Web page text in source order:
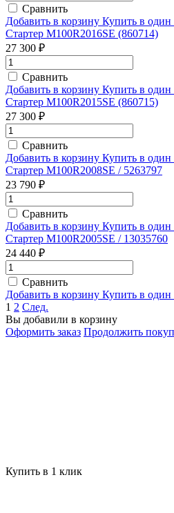
Сравнить
Добавить в корзину Купить в один
Стартер M100R2016SE (860714)
27 300 ₽
Сравнить
Добавить в корзину Купить в один
Стартер M100R2015SE (860715)
27 300 ₽
Сравнить
Добавить в корзину Купить в один
Стартер M100R2008SE / 5263797
23 790 ₽
Сравнить
Добавить в корзину Купить в один
Стартер M100R2005SE / 13035760
24 440 ₽
Сравнить
Добавить в корзину Купить в один
1 2 След.
Вы добавили в корзину
Оформить заказ Продолжить
Купить в 1 клик